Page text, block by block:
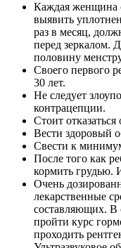
Каждая женщина
выявить
раз в месяц,
перед зеркалом.
половину
Своего первого
30 лет.
Не следует
контрацепции.
Стоит
Вести здоровый
Свести к
После того как
кормить грудью.
Очень
лекарственные
составляющих. В
пройти курс
проходить